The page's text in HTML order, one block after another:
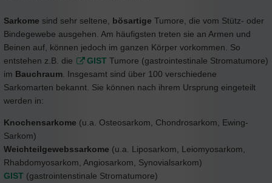
Sarkome sind sehr seltene, bösartige Tumore, die vom Stütz- oder
Bindegewebe ausgehen. Am häufigsten treten sie an Armen und
Beinen auf, können jedoch im ganzen Körper vorkommen. So
entstehen z.B. die
GIST Tumore (gastrointestinale Stromatumore)
im Bauchraum . Insgesamt sind über 100 verschiedene
Sarkomarten bekannt. Sie können nach ihrem Ursprung eingeteilt
werden in:
Knochensarkome (u.a. Osteosarkom, Chondrosarkom, Ewing-
Sarkom)
Weichteilgewebssarkome (u.a. Liposarkom, Leiomyosarkom,
Rhabdomyosarkom, Angiosarkom, Synovialsarkom)
GIST (gastrointenstinale Stromatumore)